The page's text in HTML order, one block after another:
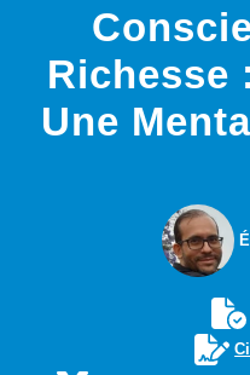
Richesse
Une